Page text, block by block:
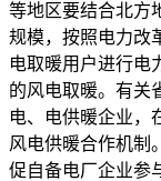
等地区要结合北方
规模，按照电力改
电取暖用户进行电
的风电取暖。有关
电、电供暖企业，
风电供暖合作机制
促自备电厂企业参